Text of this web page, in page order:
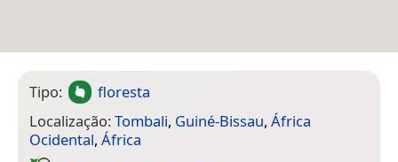
Tipo:
floresta
Localização:Tombali, Guiné-Bissau, África
Ocidental, África